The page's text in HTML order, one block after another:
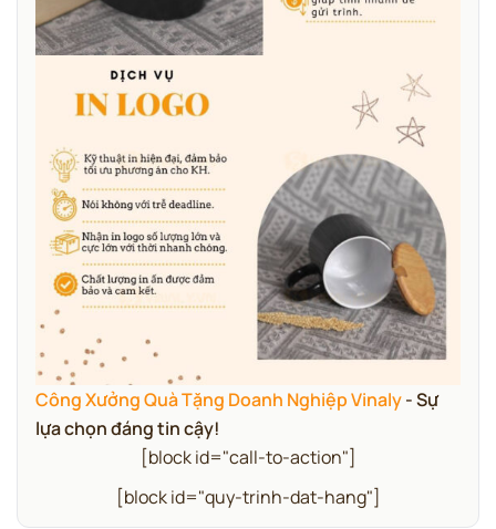
Công Xưởng Quà Tặng Doanh Nghiệp Vinaly- Sự
lựa chọn đáng tin cậy!
[block id="call-to-action"]
[block id="quy-trinh-dat-hang"]